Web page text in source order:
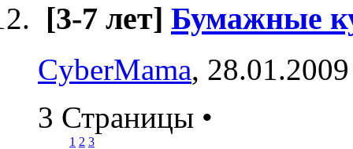
[3-7 лет] Бумажные
CyberMama,
3 Страницы •
1 2 3